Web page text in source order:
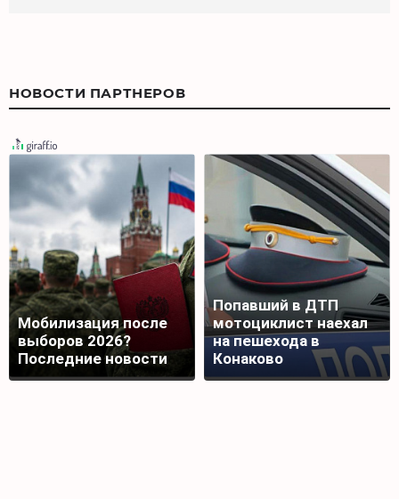
НОВОСТИ ПАРТНЕРОВ
Мобилизация после
выборов 2026?
Последние новости
Попавший в ДТП
мотоциклист наехал
на пешехода в
Конаково